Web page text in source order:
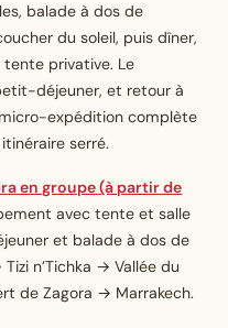
balade à dos de
du soleil, puis dîner,
privative. Le
déjeuner, et retour à
expédition complète
serré.
en groupe (à partir de
avec tente et salle
et balade à dos de
n’Tichka → Vallée du
de Zagora → Marrakech.